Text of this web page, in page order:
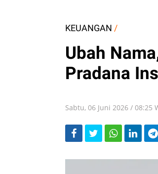
KEUANGAN /
Ubah
Pradana
Sabtu, 06 Juni 2026 / 08:25